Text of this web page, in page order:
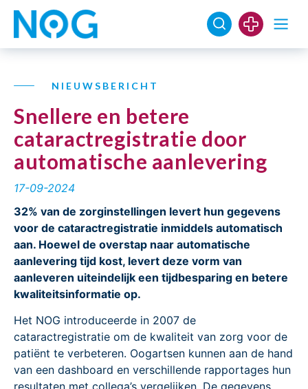
NIEUWSBERICHT
Snellere en betere
cataractregistratie door
automatische aanlevering
17-09-2024
32% van de zorginstellingen levert hun gegevens
voor de cataractregistratie inmiddels automatisch
aan. Hoewel de overstap naar automatische
aanlevering tijd kost, levert deze vorm van
aanleveren uiteindelijk een tijdbesparing en betere
kwaliteitsinformatie op.
Het NOG introduceerde in 2007 de
cataractregistratie om de kwaliteit van zorg voor de
patiënt te verbeteren. Oogartsen kunnen aan de hand
van een dashboard en verschillende rapportages hun